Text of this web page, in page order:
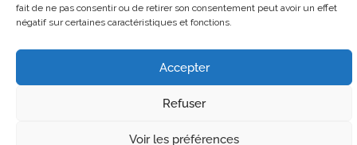
fait de ne pas consentir ou de retirer son consentement peut avoir un effet
négatif sur certaines caractéristiques et fonctions.
Accepter
Refuser
Voir les préférences